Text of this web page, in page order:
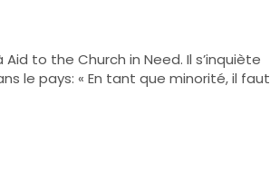
to the Church in Need. Il s’inquiète
le pays: « En tant que minorité, il faut